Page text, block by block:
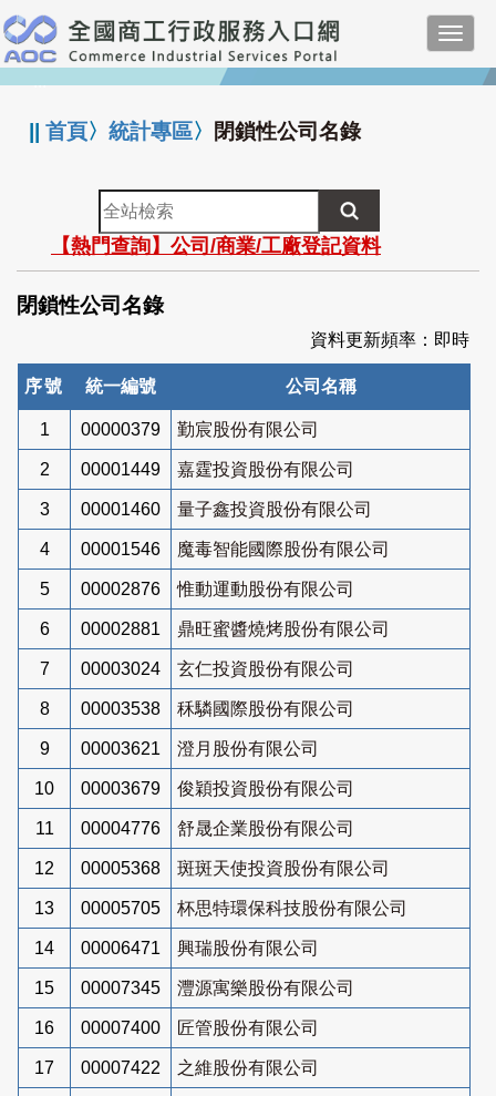
跳
到
主
要
:::
||首頁〉統計專區〉 閉鎖性公司名錄
全
站
檢
索
【熱門查詢】公司/商業/工廠登記資料
閉鎖性公司名錄
資料更新頻率：即時
序號 統一編號 公司名稱
1 00000379 勤宸股份有限公司
2 00001449 嘉霆投資股份有限公司
3 00001460 量子鑫投資股份有限公司
4 00001546 魔毒智能國際股份有限公司
5 00002876 惟動運動股份有限公司
6 00002881 鼎旺蜜醬燒烤股份有限公司
7 00003024 玄仁投資股份有限公司
8 00003538 秝驎國際股份有限公司
9 00003621 澄月股份有限公司
10 00003679 俊穎投資股份有限公司
11 00004776 舒晟企業股份有限公司
12 00005368 斑斑天使投資股份有限公司
13 00005705 杯思特環保科技股份有限公司
14 00006471 興瑞股份有限公司
15 00007345 灃源寓樂股份有限公司
16 00007400 匠管股份有限公司
17 00007422 之維股份有限公司